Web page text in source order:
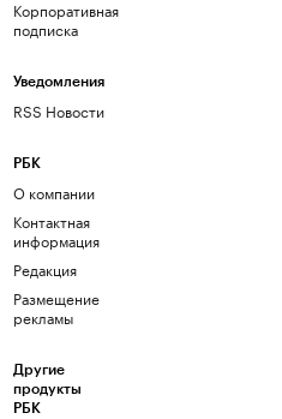
Корпоративная
подписка
Уведомления
RSS Новости
РБК
О компании
Контактная
информация
Редакция
Размещение
рекламы
Другие
продукты
РБК